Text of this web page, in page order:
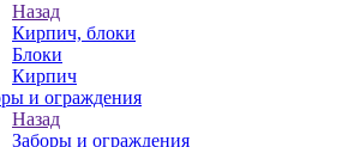
Назад
Кирпич, блоки
Блоки
Кирпич
и ограждения
Назад
Заборы и ограждения